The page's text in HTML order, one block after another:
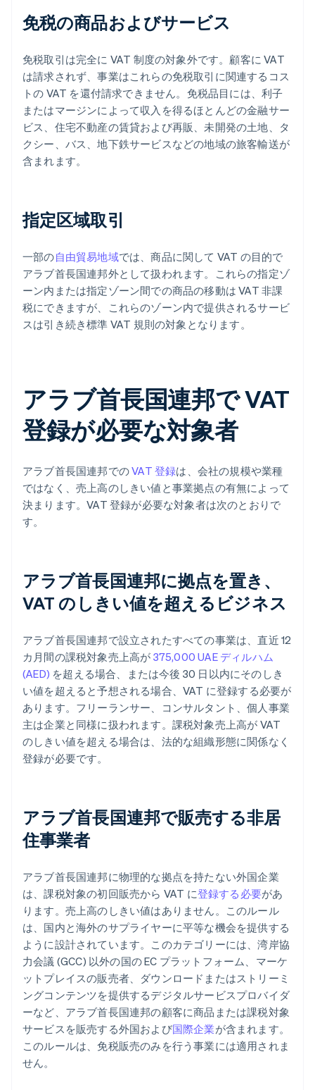
免税の商品およびサービス
免税取引は完全に VAT 制度の対象外です。顧客に VAT
は請求されず、事業はこれらの免税取引に関連するコス
トの VAT を還付請求できません。免税品目には、利子
またはマージンによって収入を得るほとんどの金融サー
ビス、住宅不動産の賃貸および再販、未開発の土地、タ
クシー、バス、地下鉄サービスなどの地域の旅客輸送が
含まれます。
指定区域取引
一部の自由貿易地域では、商品に関して VAT の目的で
アラブ首長国連邦外として扱われます。これらの指定ゾ
ーン内または指定ゾーン間での商品の移動は VAT 非課
税にできますが、これらのゾーン内で提供されるサービ
スは引き続き標準 VAT 規則の対象となります。
アラブ首長国連邦で VAT
登録が必要な対象者
アラブ首長国連邦でのVAT 登録は、会社の規模や業種
ではなく、売上高のしきい値と事業拠点の有無によって
決まります。VAT 登録が必要な対象者は次のとおりで
す。
アラブ首長国連邦に拠点を置き、
VAT のしきい値を超えるビジネス
アラブ首長国連邦で設立されたすべての事業は、直近 12
カ月間の課税対象売上高が 375,000 UAE ディルハム
(AED) を超える場合、または今後 30 日以内にそのしき
い値を超えると予想される場合、VAT に登録する必要が
あります。フリーランサー、コンサルタント、個人事業
主は企業と同様に扱われます。課税対象売上高が VAT
のしきい値を超える場合は、法的な組織形態に関係なく
登録が必要です。
アラブ首長国連邦で販売する非居
住事業者
アラブ首長国連邦に物理的な拠点を持たない外国企業
は、課税対象の初回販売から VAT に登録する必要があ
ります。売上高のしきい値はありません。このルール
は、国内と海外のサプライヤーに平等な機会を提供する
ように設計されています。このカテゴリーには、湾岸協
力会議 (GCC) 以外の国の EC プラットフォーム、マーケ
ットプレイスの販売者、ダウンロードまたはストリーミ
ングコンテンツを提供するデジタルサービスプロバイダ
ーなど、アラブ首長国連邦の顧客に商品または課税対象
サービスを販売する外国および国際企業が含まれます。
このルールは、免税販売のみを行う事業には適用されま
せん。